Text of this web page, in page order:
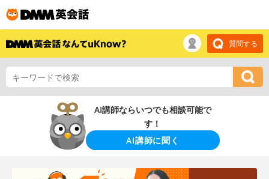
質問する
AI講師ならいつでも相談可能で
す！
AI講師に聞く